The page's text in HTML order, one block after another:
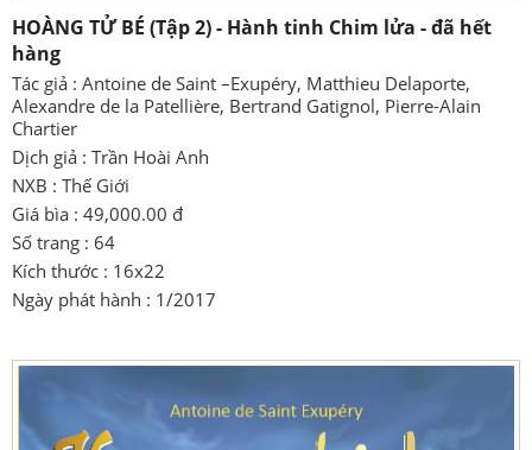
HOÀNG TỬ BÉ (Tập 2) - Hành tinh Chim lửa - đã hết
hàng
Tác giả : Antoine de Saint –Exupéry, Matthieu Delaporte,
Alexandre de la Patellière, Bertrand Gatignol, Pierre-Alain
Chartier
Dịch giả : Trần Hoài Anh
NXB : Thế Giới
Giá bìa : 49,000.00 đ
Số trang : 64
Kích thước : 16x22
Ngày phát hành : 1/2017